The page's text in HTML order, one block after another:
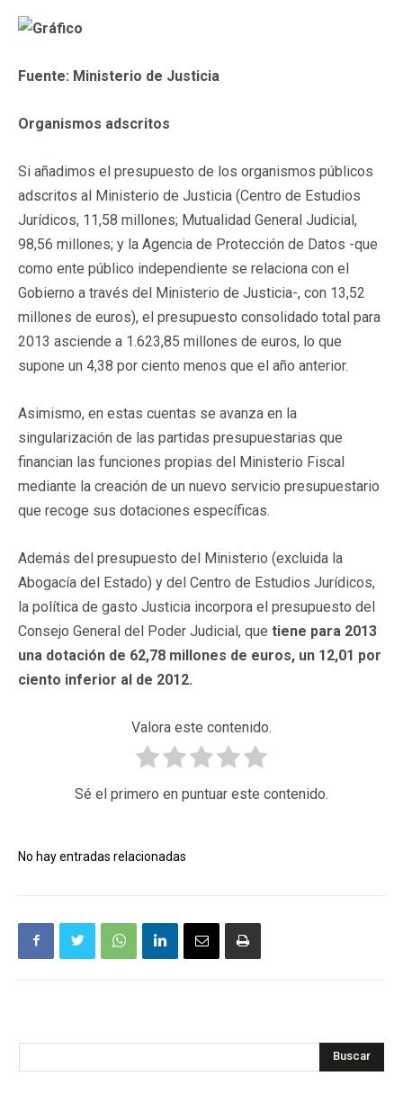
Fuente: Ministerio de Justicia
Organismos adscritos
Si añadimos el presupuesto de los organismos públicos
adscritos al Ministerio de Justicia (Centro de Estudios
Jurídicos, 11,58 millones; Mutualidad General Judicial,
98,56 millones; y la Agencia de Protección de Datos -que
como ente público independiente se relaciona con el
Gobierno a través del Ministerio de Justicia-, con 13,52
millones de euros), el presupuesto consolidado total para
2013 asciende a 1.623,85 millones de euros, lo que
supone un 4,38 por ciento menos que el año anterior.
Asimismo, en estas cuentas se avanza en la
singularización de las partidas presupuestarias que
financian las funciones propias del Ministerio Fiscal
mediante la creación de un nuevo servicio presupuestario
que recoge sus dotaciones específicas.
Además del presupuesto del Ministerio (excluida la
Abogacía del Estado) y del Centro de Estudios Jurídicos,
la política de gasto Justicia incorpora el presupuesto del
Consejo General del Poder Judicial, que tiene para 2013
una dotación de 62,78 millones de euros, un 12,01 por
ciento inferior al de 2012.
Valora este contenido.
Sé el primero en puntuar este contenido.
No hay entradas relacionadas
Buscar